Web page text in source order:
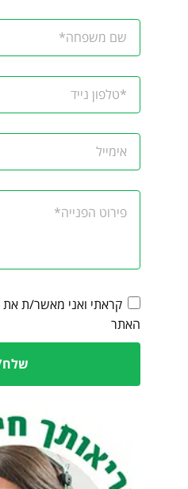
קראתי ואני מאשר/ת את
האתר